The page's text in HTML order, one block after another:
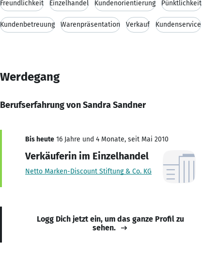
Freundlichkeit Einzelhandel Kundenorientierung Pünktlichkeit
Kundenbetreuung Warenpräsentation Verkauf Kundenservice
Werdegang
Berufserfahrung von Sandra Sandner
Bis heute 16 Jahre und 4 Monate, seit Mai 2010
Verkäuferin im Einzelhandel
Netto Marken-Discount Stiftung & Co. KG
Logg Dich jetzt ein, um das ganze Profil zu
sehen.